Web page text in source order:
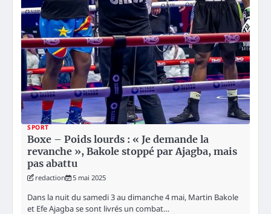
SPORT
Boxe – Poids lourds : « Je demande la
revanche », Bakole stoppé par Ajagba, mais
pas abattu
redaction 5 mai 2025
Dans la nuit du samedi 3 au dimanche 4 mai, Martin Bakole
et Efe Ajagba se sont livrés un combat…